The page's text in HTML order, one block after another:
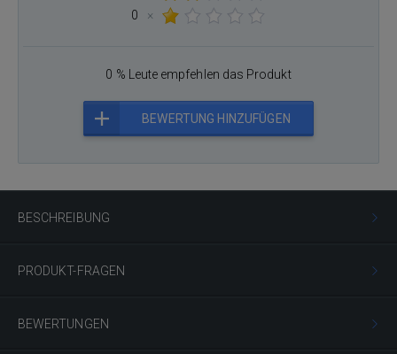
BESCHREIBUNG
PRODUKT-FRAGEN
BEWERTUNGEN
0
×
0 % Leute empfehlen das Produkt
BEWERTUNG HINZUFÜGEN